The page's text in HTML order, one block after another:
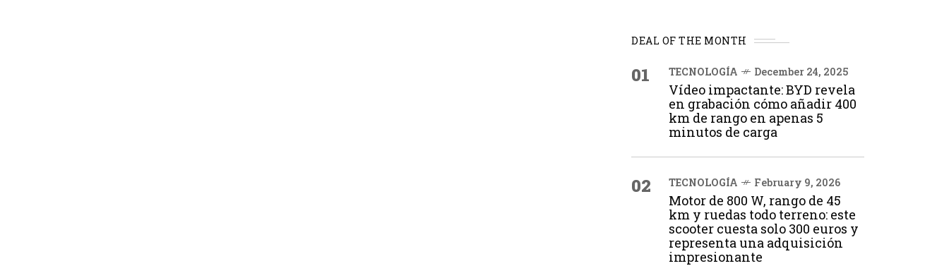
DEAL OF THE MONTH
01 TECNOLOGÍA December 24, 2025
Vídeo impactante: BYD revela
en grabación cómo añadir 400
km de rango en apenas 5
minutos de carga
02 TECNOLOGÍA February 9, 2026
Motor de 800 W, rango de 45
km y ruedas todo terreno: este
scooter cuesta solo 300 euros y
representa una adquisición
impresionante